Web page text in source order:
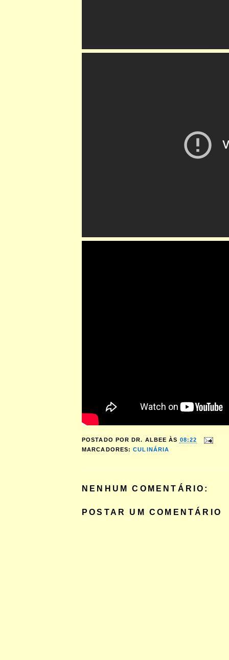
POSTADO POR DR. ALBEE ÀS 08:22
MARCADORES:CULINÁRIA
NENHUM COMENTÁRIO:
POSTAR UM COMENTÁRIO